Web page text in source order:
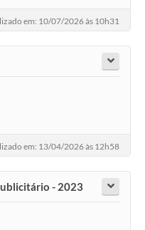
em: 10/07/2026 às 10h31
em: 13/04/2026 às 12h58
- 2023